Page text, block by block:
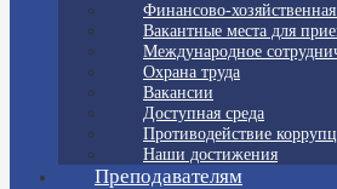
Финансово-хозяйственная
Вакантные места для
Международное
Охрана труда
Вакансии
Доступная среда
Противодействие
Наши достижения
Преподавателям